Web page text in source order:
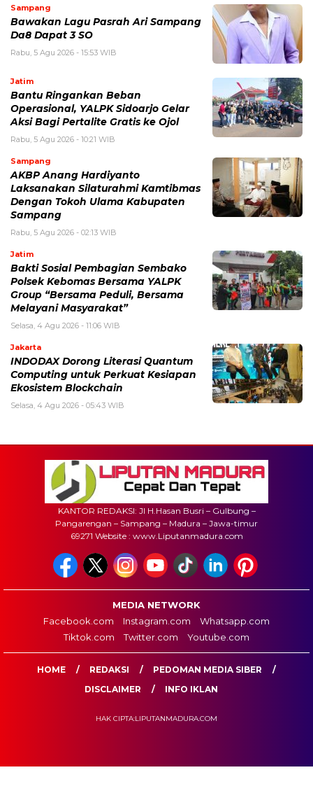
Sampang
Bawakan Lagu Pasrah Ari Sampang
Da8 Dapat 3 SO
Rabu, 5 Agu 2026 - 15:53 WIB
Jatim
Bantu Ringankan Beban
Operasional, YALPK Sidoarjo Gelar
Aksi Bagi Pertalite Gratis ke Ojol
Rabu, 5 Agu 2026 - 10:21 WIB
Sampang
AKBP Anang Hardiyanto
Laksanakan Silaturahmi Kamtibmas
Dengan Tokoh Ulama Kabupaten
Sampang
Rabu, 5 Agu 2026 - 02:13 WIB
Jatim
Bakti Sosial Pembagian Sembako
Polsek Kebomas Bersama YALPK
Group “Bersama Peduli, Bersama
Melayani Masyarakat”
Selasa, 4 Agu 2026 - 11:06 WIB
Jakarta
INDODAX Dorong Literasi Quantum
Computing untuk Perkuat Kesiapan
Ekosistem Blockchain
Selasa, 4 Agu 2026 - 05:43 WIB
KANTOR REDAKSI: Jl H.Hasan Busri – Gulbung –
Pangarengan – Sampang – Madura – Jawa-timur
69271 Website : www.Liputanmadura.com
MEDIA NETWORK
Facebook.com
Instagram.com
Whatsapp.com
Tiktok.com
Twitter.com Youtube.com
HOME REDAKSI
PEDOMAN MEDIA SIBER
DISCLAIMER
INFO IKLAN
HAK CIPTA:LIPUTANMADURA.COM